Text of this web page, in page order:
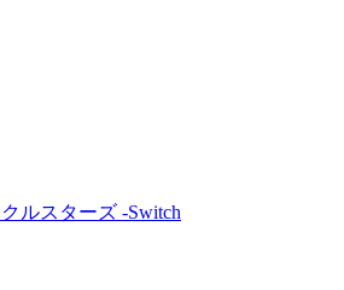
ルスターズ -Switch